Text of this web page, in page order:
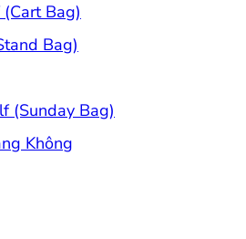
Bag)
Bag)
(Sunday Bag)
Không